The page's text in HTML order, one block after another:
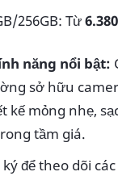
256GB: Từ
năng nổi bật:
sở hữu
kế mỏng nhẹ,
tầm giá.
ký để theo dõi